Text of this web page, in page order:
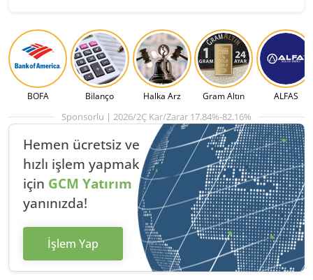
BOFA Bilanço Halka Arz Gram Altın ALFAS
Sponsorlu | 2026/2Ç Kar/Zarar 17.84%-82.16%
Hemen ücretsiz ve
hızlı işlem yapmak
için GCM Yatırım
yanınızda!
İşlem Yap